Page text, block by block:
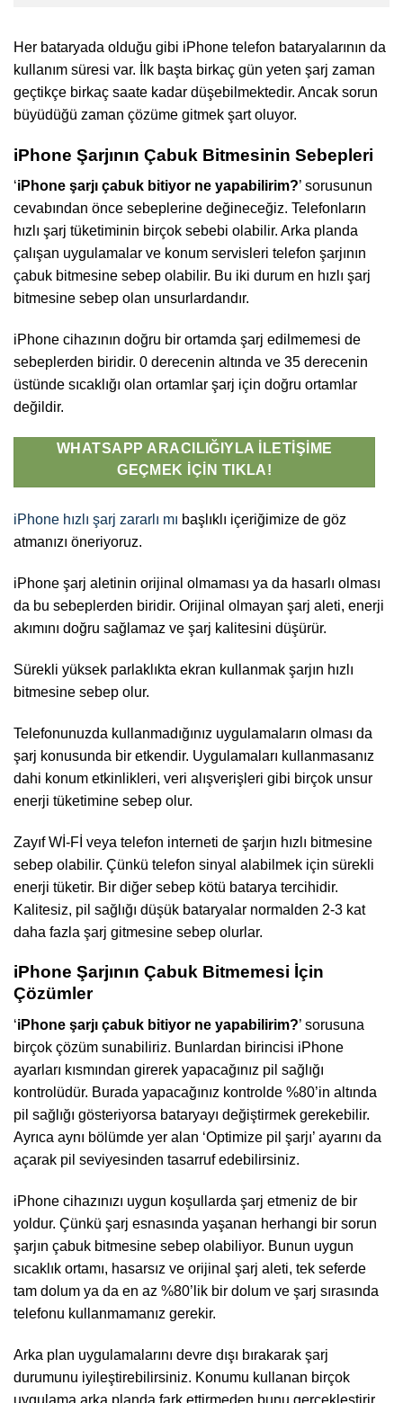
Her bataryada olduğu gibi iPhone telefon bataryalarının da
kullanım süresi var. İlk başta birkaç gün yeten şarj zaman
geçtikçe birkaç saate kadar düşebilmektedir. Ancak sorun
büyüdüğü zaman çözüme gitmek şart oluyor.
iPhone Şarjının Çabuk Bitmesinin Sebepleri
‘iPhone şarjı çabuk bitiyor ne yapabilirim?’ sorusunun
cevabından önce sebeplerine değineceğiz. Telefonların
hızlı şarj tüketiminin birçok sebebi olabilir. Arka planda
çalışan uygulamalar ve konum servisleri telefon şarjının
çabuk bitmesine sebep olabilir. Bu iki durum en hızlı şarj
bitmesine sebep olan unsurlardandır.
iPhone cihazının doğru bir ortamda şarj edilmemesi de
sebeplerden biridir. 0 derecenin altında ve 35 derecenin
üstünde sıcaklığı olan ortamlar şarj için doğru ortamlar
değildir.
WHATSAPP ARACILIĞIYLA İLETIŞIME
GEÇMEK İÇIN TIKLA!
iPhone hızlı şarj zararlı mı başlıklı içeriğimize de göz
atmanızı öneriyoruz.
iPhone şarj aletinin orijinal olmaması ya da hasarlı olması
da bu sebeplerden biridir. Orijinal olmayan şarj aleti, enerji
akımını doğru sağlamaz ve şarj kalitesini düşürür.
Sürekli yüksek parlaklıkta ekran kullanmak şarjın hızlı
bitmesine sebep olur.
Telefonunuzda kullanmadığınız uygulamaların olması da
şarj konusunda bir etkendir. Uygulamaları kullanmasanız
dahi konum etkinlikleri, veri alışverişleri gibi birçok unsur
enerji tüketimine sebep olur.
Zayıf Wİ-Fİ veya telefon interneti de şarjın hızlı bitmesine
sebep olabilir. Çünkü telefon sinyal alabilmek için sürekli
enerji tüketir. Bir diğer sebep kötü batarya tercihidir.
Kalitesiz, pil sağlığı düşük bataryalar normalden 2-3 kat
daha fazla şarj gitmesine sebep olurlar.
iPhone Şarjının Çabuk Bitmemesi İçin
Çözümler
‘iPhone şarjı çabuk bitiyor ne yapabilirim?’ sorusuna
birçok çözüm sunabiliriz. Bunlardan birincisi iPhone
ayarları kısmından girerek yapacağınız pil sağlığı
kontrolüdür. Burada yapacağınız kontrolde %80’in altında
pil sağlığı gösteriyorsa bataryayı değiştirmek gerekebilir.
Ayrıca aynı bölümde yer alan ‘Optimize pil şarjı’ ayarını da
açarak pil seviyesinden tasarruf edebilirsiniz.
iPhone cihazınızı uygun koşullarda şarj etmeniz de bir
yoldur. Çünkü şarj esnasında yaşanan herhangi bir sorun
şarjın çabuk bitmesine sebep olabiliyor. Bunun uygun
sıcaklık ortamı, hasarsız ve orijinal şarj aleti, tek seferde
tam dolum ya da en az %80’lik bir dolum ve şarj sırasında
telefonu kullanmamanız gerekir.
Arka plan uygulamalarını devre dışı bırakarak şarj
durumunu iyileştirebilirsiniz. Konumu kullanan birçok
uygulama arka planda fark ettirmeden bunu gerçekleştirir.